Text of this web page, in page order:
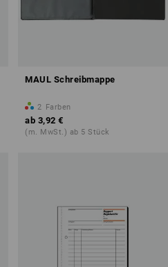
MAUL Schreibmappe
2 Farben
ab 3,92 €
(m. MwSt.) ab 5 Stück